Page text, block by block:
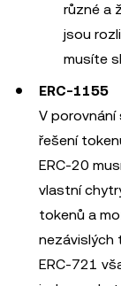
různé a
jsou
musíte
ERC-1155
V porovnání
řešení
ERC-20
vlastní
tokenů a
nezávislých
ERC-721